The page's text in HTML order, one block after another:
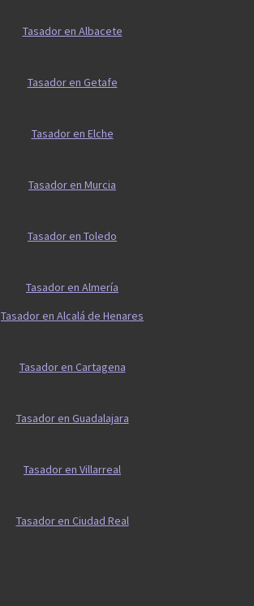
Tasador en Albacete
Tasador en Getafe
Tasador en Elche
Tasador en Murcia
Tasador en Toledo
Tasador en Almería
Tasador en Alcalá de Henares
Tasador en Cartagena
Tasador en Guadalajara
Tasador en Villarreal
Tasador en Ciudad Real